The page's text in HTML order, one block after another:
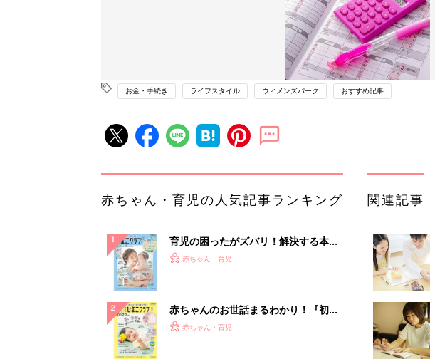
お金・手続き ライフスタイル ウィメンズパーク おすすめ記事
赤ちゃん・育児の人気記事ランキング
育児の困ったがズバリ！解決する本
『ひよこクラブ 夏号』 4カ月～2才
赤ちゃん・育児
赤ちゃんのお世話まるわかり！『初め
てのひよこクラブ 夏号』〈巻頭大特
赤ちゃん・育児
関連記事